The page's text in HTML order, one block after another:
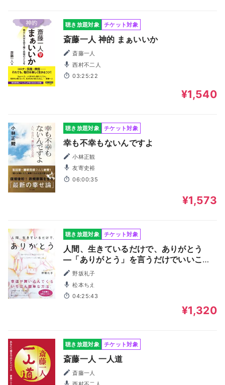
聴き放題対象 チケット対象
斎藤一人 神的 まぁいいか
斎藤一人
西村不二人
03:25:22
¥1,540
聴き放題対象 チケット対象
幸も不幸もないんですよ
小林正観
友寄史裕
06:00:35
¥1,573
聴き放題対象 チケット対象
人間、生きているだけで、ありがとう
―「ありがとう」を言うだけでいいこと
がいっぱい起こる
野坂礼子
松本ちえ
04:25:43
¥1,320
聴き放題対象 チケット対象
斎藤一人 一人道
斎藤一人